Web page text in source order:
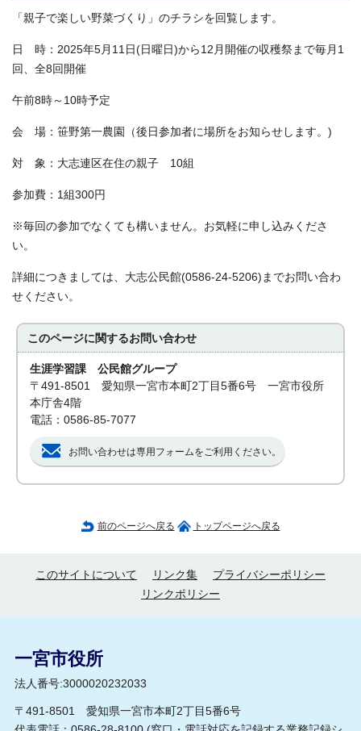
「親子で楽しい野菜づくり」のチラシを回覧します。
日 時：2025年5月11日(日曜日)から12月開催の収穫祭まで毎月1
回、全8回開催
午前8時～10時予定
会 場：笹野第一農園（後日参加者に場所をお知らせします。)
対 象：大志連区在住の親子 10組
参加費：1組300円
※毎回の参加でなくても構いません。お気軽に申し込みくださ
い。
詳細につきましては、大志公民館(0586-24-5206)までお問い合わ
せください。
このページに関するお問い合わせ
生涯学習課 公民館グループ
〒491-8501 愛知県一宮市本町2丁目5番6号 一宮市役所
本庁舎4階
電話：0586-85-7077
お問い合わせは専用フォームをご利用ください。
前のページへ戻る トップページへ戻る
このサイトについて リンク集
プライバシーポリシー
リンクポリシー
一宮市役所
法人番号:3000020232033
〒491-8501 愛知県一宮市本町2丁目5番6号